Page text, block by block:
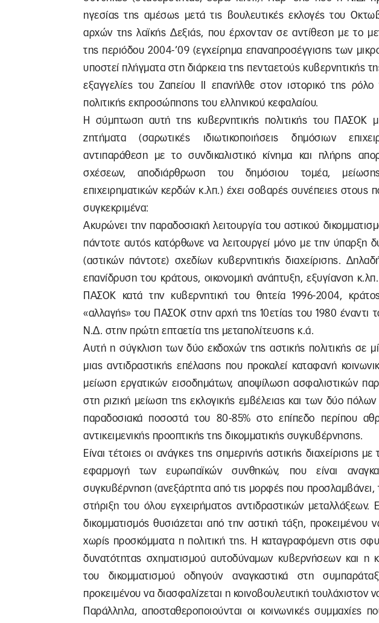
ηγεσίας της αμέσως μετά τις βουλευτικές εκλογές του
αρχών της λαϊκής Δεξιάς, που έρχονταν σε αντίθεση με το
της περιόδου 2004-’09 (εγχείρημα επαναπροσέγγισης των
υποστεί πλήγματα στη διάρκεια της πενταετούς κυβερνητικής
εξαγγελίες του Ζαπείου ΙΙ επανήλθε στον ιστορικό της
πολιτικής εκπροσώπησης του ελληνικού κεφαλαίου.
Η σύμπτωση αυτή της κυβερνητικής πολιτικής του ΠΑΣΟΚ
ζητήματα (σαρωτικές ιδιωτικοποιήσεις δημόσιων
αντιπαράθεση με το συνδικαλιστικό κίνημα και πλήρης
σχέσεων, αποδιάρθρωση του δημόσιου τομέα,
επιχειρηματικών κερδών κ.λπ.) έχει σοβαρές συνέπειες στους
συγκεκριμένα:
Ακυρώνει την παραδοσιακή λειτουργία του αστικού
πάντοτε αυτός κατόρθωνε να λειτουργεί μόνο με την ύπαρξη
(αστικών πάντοτε) σχεδίων κυβερνητικής διαχείρισης.
επανίδρυση του κράτους, οικονομική ανάπτυξη, εξυγίανση
ΠΑΣΟΚ κατά την κυβερνητική του θητεία 1996-2004,
«αλλαγής» του ΠΑΣΟΚ στην αρχή της 10ετίας του 1980 έναντι
Ν.Δ. στην πρώτη επταετία της μεταπολίτευσης κ.ά.
Αυτή η σύγκλιση των δύο εκδοχών της αστικής πολιτικής σε
μιας αντιδραστικής επέλασης που προκαλεί καταφανή
μείωση εργατικών εισοδημάτων, αποψίλωση ασφαλιστικών
στη ριζική μείωση της εκλογικής εμβέλειας και των δύο
παραδοσιακά ποσοστά του 80-85% στο επίπεδο περίπου
αντικειμενικής προοπτικής της δικομματικής συγκυβέρνησης.
Είναι τέτοιες οι ανάγκες της σημερινής αστικής διαχείρισης
εφαρμογή των ευρωπαϊκών συνθηκών, που είναι
συγκυβέρνηση (ανεξάρτητα από τις μορφές που προσλαμβάνει,
στήριξη του όλου εγχειρήματος αντιδραστικών μεταλλάξεων.
δικομματισμός θυσιάζεται από την αστική τάξη, προκειμένου
χωρίς προσκόμματα η πολιτική της. Η καταγραφόμενη στις
δυνατότητας σχηματισμού αυτοδύναμων κυβερνήσεων και η
του δικομματισμού οδηγούν αναγκαστικά στη
προκειμένου να διασφαλίζεται η κοινοβουλευτική τουλάχιστον
Παράλληλα, αποσταθεροποιούνται οι κοινωνικές συμμαχίες